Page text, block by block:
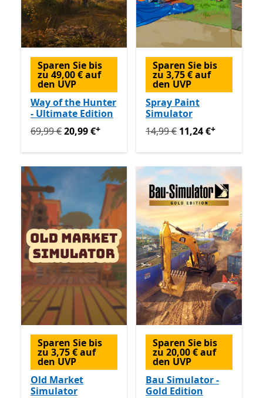
Sparen Sie bis
zu 49,00 € auf
den UVP
Way of the Hunter
- Ultimate Edition
Ursprünglich 69,99 € jetzt 20,99 € Enthält In-App-
69,99 €20,99 €+
Sparen Sie bis
zu 3,75 € auf
den UVP
Spray Paint
Simulator
Ursprünglich 14,99 € jetzt
14,99 € 11,24 €+
Sparen Sie bis
zu 3,75 € auf
den UVP
Old Market
Simulator
Sparen Sie bis
zu 20,00 € auf
den UVP
Bau Simulator -
Gold Edition